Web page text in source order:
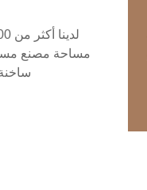
مساحة مصنع
ساخنة